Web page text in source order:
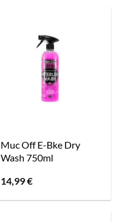
Muc Off E-Bke Dry
Wash 750ml
14,99€